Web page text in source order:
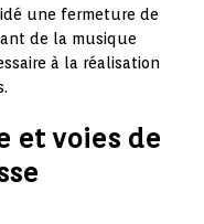
une fermeture de
de la musique
à la réalisation
et voies de